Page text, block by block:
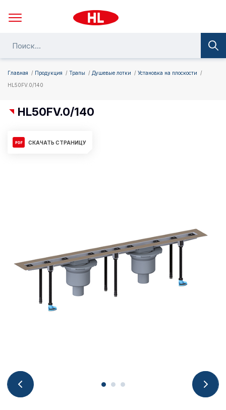
Главная Продукция Трапы Душевые лотки
Установка на плоскости
HL50FV.0/140
HL50FV.0/140
СКАЧАТЬ СТРАНИЦУ